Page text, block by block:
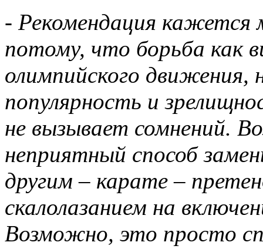
- Рекомендация кажется
потому, что борьба как
олимпийского
популярность и
не вызывает сомнений.
неприятный способ
другим – карате –
скалолазанием на
Возможно, это просто